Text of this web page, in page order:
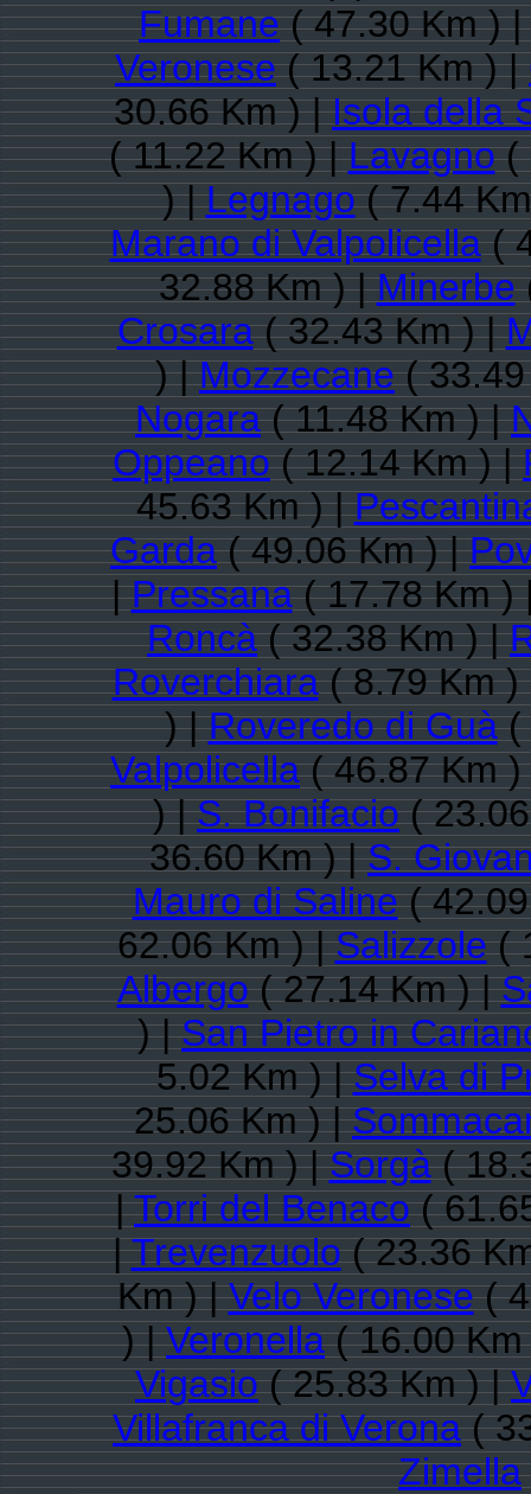
Fumane( 47.30 Km ) |
Veronese( 13.21 Km ) |
30.66 Km ) |Isola della
( 11.22 Km ) |Lavagno(
) |Legnago( 7.44
Marano di Valpolicella(
32.88 Km ) |Minerbe
Crosara( 32.43 Km ) |
) |Mozzecane(
Nogara( 11.48 Km ) |
Oppeano( 12.14 Km ) |
45.63 Km ) |
Garda( 49.06 Km ) |
|Pressana( 17.78 Km )
Roncà( 32.38 Km ) |
Roverchiara( 8.79 Km
) |Roveredo di Guà(
Valpolicella( 46.87 Km
) |S. Bonifacio(
36.60 Km ) |S.
Mauro di Saline(
62.06 Km ) |Salizzole(
Albergo( 27.14 Km ) |
) |San Pietro in
5.02 Km ) |Selva di
25.06 Km ) |
39.92 Km ) |Sorgà(
|Torri del Benaco(
|Trevenzuolo( 23.36
Km ) |Velo Veronese(
) |Veronella( 16.00
Vigasio( 25.83 Km ) |
Villafranca di Verona(
Zimella